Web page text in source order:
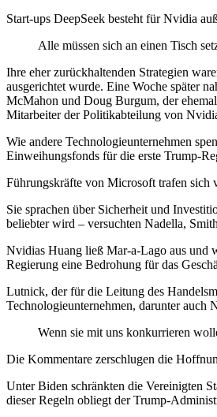
Start-ups DeepSeek besteht für Nvidia
Alle müssen sich an einen Tisch
Ihre eher zurückhaltenden Strategien
ausgerichtet wurde. Eine Woche später
McMahon und Doug Burgum, der
Mitarbeiter der Politikabteilung von
Wie andere Technologieunternehmen
Einweihungsfonds für die erste Trump-
Führungskräfte von Microsoft trafen sich
Sie sprachen über Sicherheit und
beliebter wird – versuchten Nadella,
Nvidias Huang ließ Mar-a-Lago aus und
Regierung eine Bedrohung für das
Lutnick, der für die Leitung des
Technologieunternehmen, darunter auch
Wenn sie mit uns konkurrieren
Die Kommentare zerschlugen die
Unter Biden schränkten die Vereinigten
dieser Regeln obliegt der Trump-